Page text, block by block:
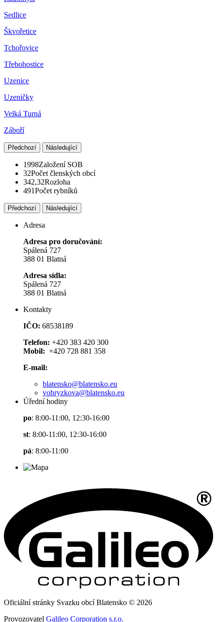
Sedlice
Škvořetice
Tchořovice
Třebohostice
Uzenice
Uzeničky
Velká Turná
Záboří
Předchozí Následující
1998Založení SOB
32Počet členských obcí
342,32Rozloha
491Počet rybníků
Předchozí Následující
Adresa
Adresa pro doručování:
Spálená 727
388 01 Blatná
Adresa sídla:
Spálená 727
388 01 Blatná
Kontakty
IČO: 68538189
Telefon: +420 383 420 300
Mobil: +420 728 881 358
E-mail:
blatensko@blatensko.eu
vohryzkova@blatensko.eu
Úřední hodiny
po: 8:00-11:00, 12:30-16:00
st: 8:00-11:00, 12:30-16:00
pá: 8:00-11:00
Oficiální stránky Svazku obcí Blatensko © 2026
Provozovatel Galileo Corporation s.r.o.